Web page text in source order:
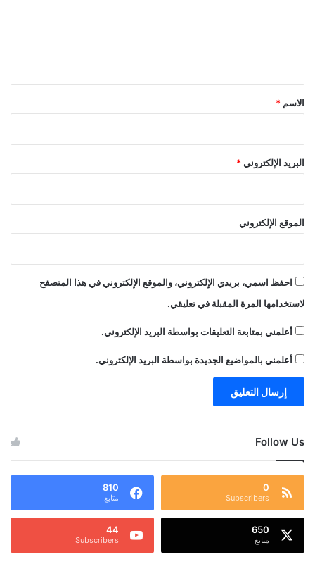
*
الاسم *
البريد الإلكتروني*
الموقع الإلكتروني
احفظ اسمي، بريدي الإلكتروني، والموقع الإلكتروني في هذا المتصفح
لاستخدامها المرة المقبلة في تعليقي.
أعلمني بمتابعة التعليقات بواسطة البريد الإلكتروني.
أعلمني بالمواضيع الجديدة بواسطة البريد الإلكتروني.
Follow Us
0
Subscribers
810
متابع
650
متابع
44
Subscribers